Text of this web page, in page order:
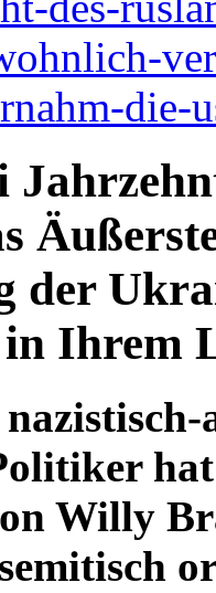
die-
der
Ihrem
Willy